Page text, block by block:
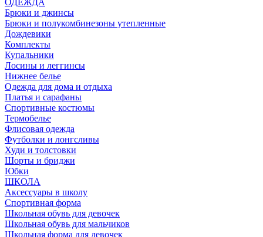
ОДЕЖДА
Брюки и джинсы
Брюки и полукомбинезоны утепленные
Дождевики
Комплекты
Купальники
Лосины и леггинсы
Нижнее белье
Одежда для дома и отдыха
Платья и сарафаны
Спортивные костюмы
Термобелье
Флисовая одежда
Футболки и лонгсливы
Худи и толстовки
Шорты и бриджи
Юбки
ШКОЛА
Аксессуары в школу
Спортивная форма
Школьная обувь для девочек
Школьная обувь для мальчиков
Школьная форма для девочек